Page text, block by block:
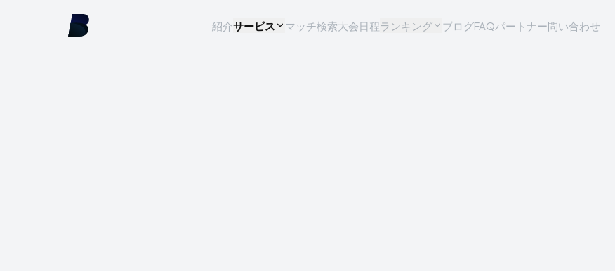
紹介サービス マッチ検索大会日程ランキング ブログFAQパートナー問い合わせ